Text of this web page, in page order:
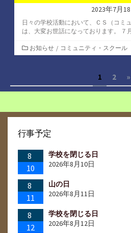
2023年7月
日々の学校活動において、ＣＳ（コミ
は、大変お世話になっております。 ７
カ
テ
ー
お知らせ / コミュニティ・スクール
稿
の
ペ
ー
ジ
送
り
1 2 »
行事予定
8
10
学校を閉じる日
2026年8月10日
8
11
山の日
2026年8月11日
8
12
学校を閉じる日
2026年8月12日